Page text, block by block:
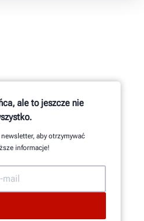
ale to jeszcze nie
aby otrzymywać
informacje!